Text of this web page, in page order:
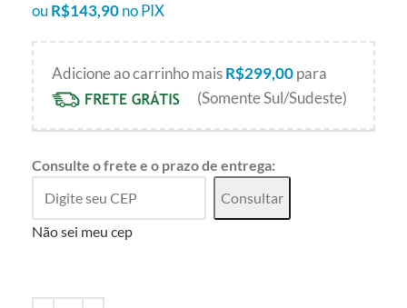
ouR$143,90no PIX
Adicione ao carrinho maisR$299,00para
(Somente Sul/Sudeste)
Consulte o frete e o prazo de entrega:
Consultar
Não sei meu cep